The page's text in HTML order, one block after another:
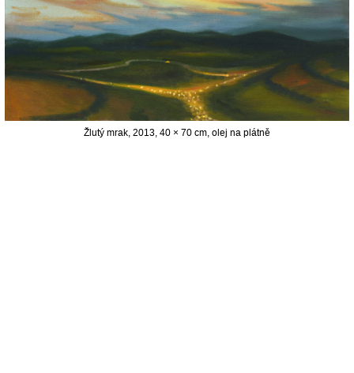
Žlutý mrak, 2013, 40 × 70 cm, olej na plátně